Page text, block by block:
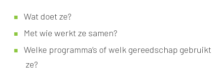
Wat doet ze?
Met wie werkt ze samen?
Welke programma’s of welk gereedschap gebruikt
ze?